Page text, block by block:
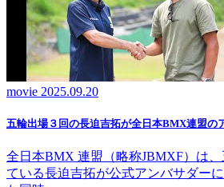
movie 2025.09.20
五輪出場３回の長迫吉拓が全日本BMX連盟の
全日本BMX 連盟（略称JBMXF）は
ている長迫吉拓が公式アンバサダー